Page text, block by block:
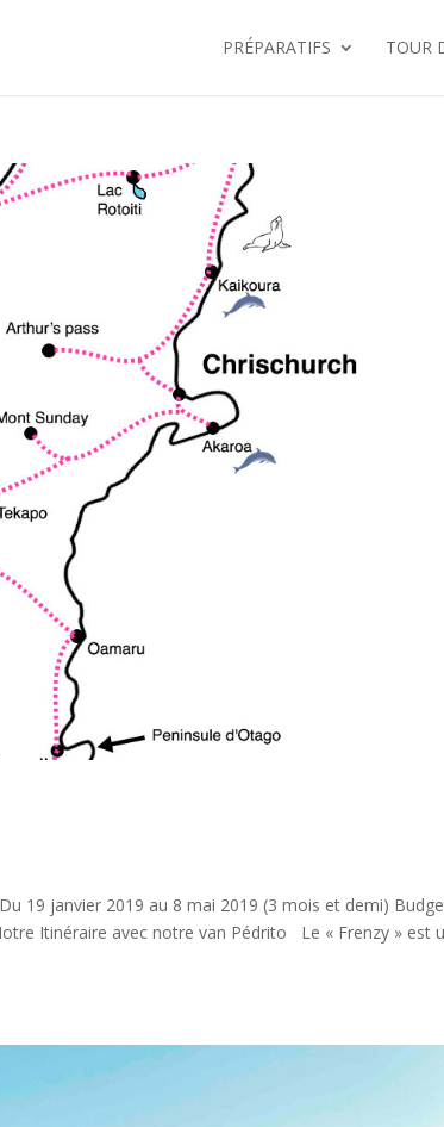
PRÉPARATIFS TOUR
19 janvier 2019 au 8 mai 2019 (3 mois et demi)
Itinéraire avec notre van Pédrito Le « Frenzy » est